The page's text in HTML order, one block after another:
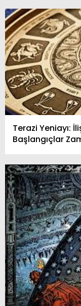
Terazi Yeniayı:
Başlangıçlar